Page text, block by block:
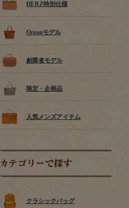
HERZ特別仕様
Organモデル
創業者モデル
限定・企画品
人気メンズアイテム
カテゴリーで探す
クラシックバッグ